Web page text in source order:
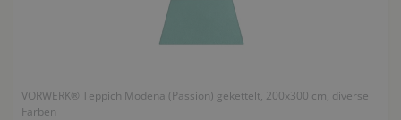
VORWERK® Teppich Modena (Passion) gekettelt, 200x300 cm, diverse
Farben